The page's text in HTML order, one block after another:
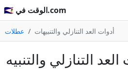
🇸🇦 الوقت في.com
عطلات أدوات العد التنازلي والتنبيهات
التنازلي والتنبيه